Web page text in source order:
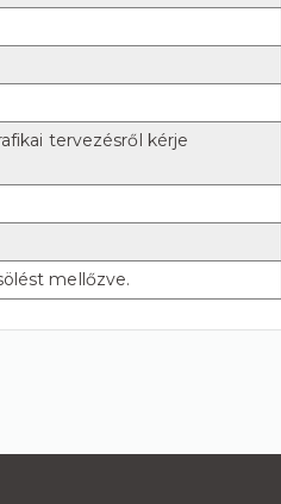
tervezésről kérje
mellőzve.